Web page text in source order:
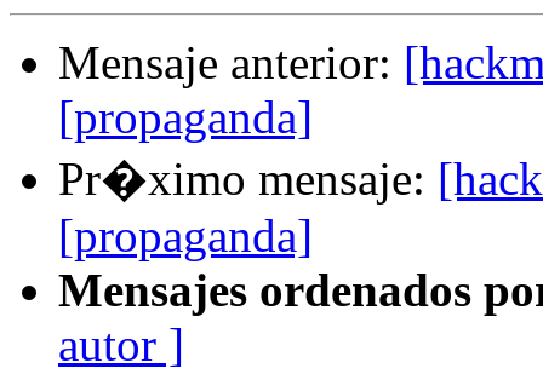
Mensaje anterior:
[propaganda]
Pr�ximo mensaje:
[propaganda]
Mensajes ordenados
autor ]